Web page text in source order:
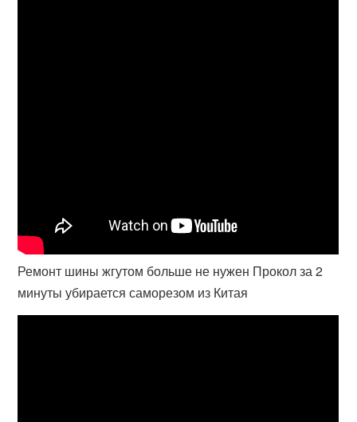
Ремонт шины жгутом больше не нужен Прокол за 2
минуты убирается саморезом из Китая